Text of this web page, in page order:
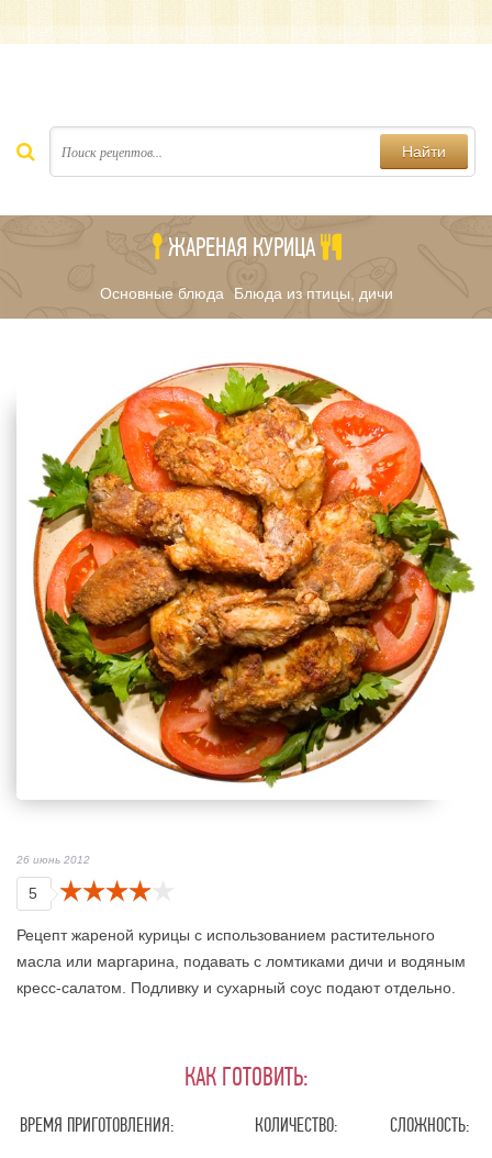
Найти
ЖАРЕНАЯ КУРИЦА
Основные блюда/ Блюда из птицы, дичи
26 июнь 2012
5
Рецепт жареной курицы с использованием растительного
масла или маргарина, подавать с ломтиками дичи и водяным
кресс-салатом. Подливку и сухарный соус подают отдельно.
КАК ГОТОВИТЬ:
ВРЕМЯ ПРИГОТОВЛЕНИЯ: КОЛИЧЕСТВО: СЛОЖНОСТЬ: